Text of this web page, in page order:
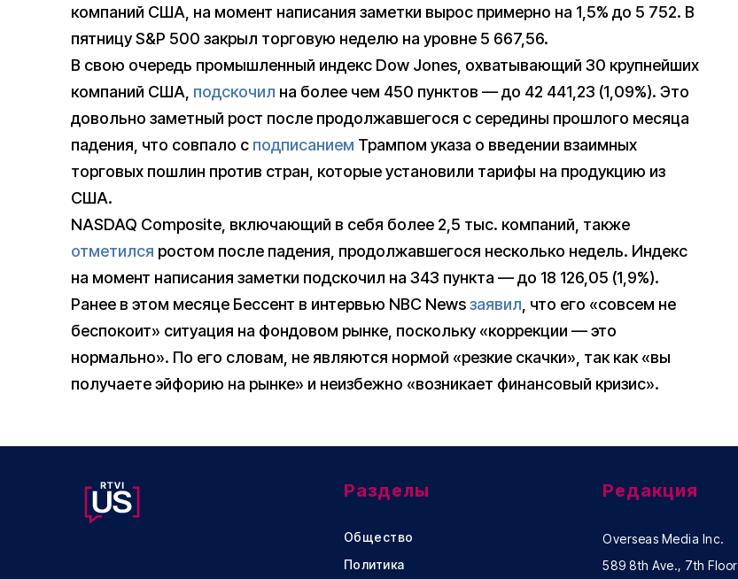
компаний США, на момент написания заметки вырос примерно на 1,5% до 5 752. В
пятницу S&P 500 закрыл торговую неделю на уровне 5 667,56.
В свою очередь промышленный индекс Dow Jones, охватывающий 30 крупнейших
компаний США, подскочил на более чем 450 пунктов — до 42 441,23 (1,09%). Это
довольно заметный рост после продолжавшегося с середины прошлого месяца
падения, что совпало с подписанием Трампом указа о введении взаимных
торговых пошлин против стран, которые установили тарифы на продукцию из
США.
NASDAQ Composite, включающий в себя более 2,5 тыс. компаний, также
отметился ростом после падения, продолжавшегося несколько недель. Индекс
на момент написания заметки подскочил на 343 пункта — до 18 126,05 (1,9%).
Ранее в этом месяце Бессент в интервью NBC Newsзаявил, что его «совсем не
беспокоит» ситуация на фондовом рынке, поскольку «коррекции — это
нормально». По его словам, не являются нормой «резкие скачки», так как «вы
получаете эйфорию на рынке» и неизбежно «возникает финансовый кризис».
Разделы
Общество
Политика
Редакция
Overseas Media Inc.
589 8th Ave., 7th Floor